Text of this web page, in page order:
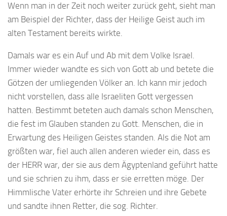
Wenn man in der Zeit noch weiter zurück geht, sieht man
am Beispiel der Richter, dass der Heilige Geist auch im
alten Testament bereits wirkte.
Damals war es ein Auf und Ab mit dem Volke Israel.
Immer wieder wandte es sich von Gott ab und betete die
Götzen der umliegenden Völker an. Ich kann mir jedoch
nicht vorstellen, dass alle Israeliten Gott vergessen
hatten. Bestimmt beteten auch damals schon Menschen,
die fest im Glauben standen zu Gott. Menschen, die in
Erwartung des Heiligen Geistes standen. Als die Not am
größten war, fiel auch allen anderen wieder ein, dass es
der HERR war, der sie aus dem Ägyptenland geführt hatte
und sie schrien zu ihm, dass er sie erretten möge. Der
Himmlische Vater erhörte ihr Schreien und ihre Gebete
und sandte ihnen Retter, die sog. Richter.